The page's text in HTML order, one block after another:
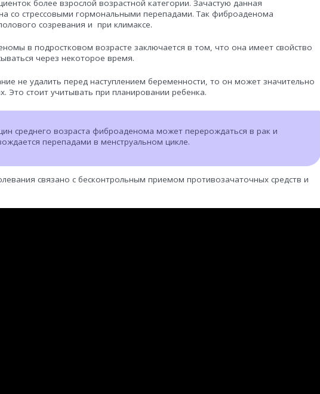
более взрослой возрастной категории. Зачастую данная
со стрессовыми гормональными перепадами. Так фиброаденома
созревания и при климаксе.
в подростковом возрасте заключается в том, что она имеет свойство
через некоторое время.
не удалить перед наступлением беременности, то он может значительно
Это стоит учитывать при планировании ребенка.
среднего возраста фиброаденома может перерождаться в рак и
перепадами в менструальном цикле.
связано с бесконтрольным приемом противозачаточных средств и